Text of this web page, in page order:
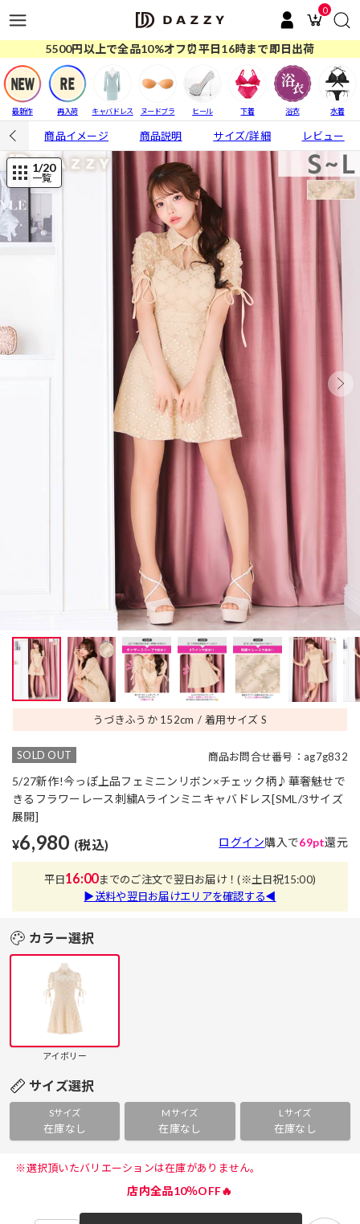
0
5500円以上で全品10%オフ⏰平日16時まで即日出荷
最新作 再入荷 キャバドレス ヌードブラ ヒール 下着 浴衣 水着
商品イメージ 商品説明 サイズ/詳細 レビュー
1/20
一覧
うづきふうか 152cm 着用サイズ S
SOLD OUT 商品お問合せ番号：ag7g832
5/27新作!今っぽ上品フェミニンリボン×チェック柄♪華奢魅せで
きるフラワーレース刺繍Aラインミニキャバドレス[SML/3サイズ
展開]
¥6,980 (税込) ログイン購入で69pt還元
平日16:00までのご注文で翌日お届け！(※土日祝15:00)
▶送料や翌日お届けエリアを確認する◀
カラー選択
アイボリー
サイズ選択
Sサイズ
在庫なし
Mサイズ
在庫なし
Lサイズ
在庫なし
※選択頂いたバリエーションは在庫がありません。
店内全品10％OFF🔥